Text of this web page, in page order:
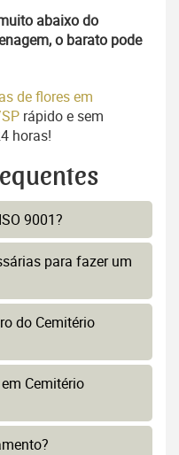
abaixo do
o barato pode
de flores em
rápido e sem
horas!
9001?
para fazer um
do Cemitério
Cemitério